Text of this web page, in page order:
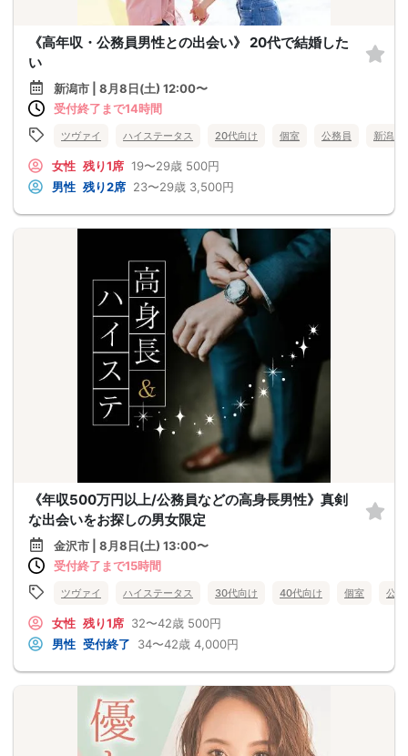
《高年収・公務員男性との出会い》 20代で結婚した
い
新潟市 | 8月8日(土) 12:00〜
受付終了まで14時間
ツヴァイ ハイステータス 20代向け 個室 公務員 新潟県
女性 残り1席 19〜29歳 500円
男性 残り2席 23〜29歳 3,500円
《年収500万円以上/公務員などの高身長男性》真剣
な出会いをお探しの男女限定
金沢市 | 8月8日(土) 13:00〜
受付終了まで15時間
ツヴァイ ハイステータス 30代向け 40代向け 個室 公
女性 残り1席 32〜42歳 500円
男性 受付終了 34〜42歳 4,000円